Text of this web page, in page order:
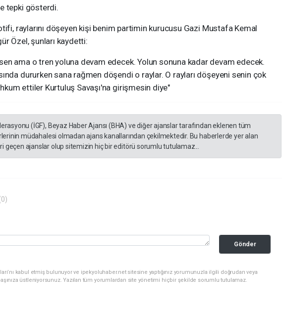
tepki gösterdi.
raylarını döşeyen kişi benim partimin kurucusu Gazi Mustafa Kemal
Özel, şunları kaydetti:
ama o tren yoluna devam edecek. Yolun sonuna kadar devam edecek.
dururken sana rağmen döşendi o raylar. O rayları döşeyeni senin çok
ettiler Kurtuluş Savaşı'na girişmesin diye"
(İGF), Beyaz Haber Ajansı (BHA) ve diğer ajanslar tarafından eklenen tüm
müdahalesi olmadan ajans kanallarından çekilmektedir. Bu haberlerde yer alan
geçen ajanslar olup sitemizin hiç bir editörü sorumlu tutulamaz...
Gönder
kabul etmiş bulunuyor ve ipekyoluhaber.net sitesine yaptığınız yorumunuzla ilgili doğrudan veya
üstleniyorsunuz. Yazılan tüm yorumlardan site yönetimi hiçbir şekilde sorumlu tutulamaz.